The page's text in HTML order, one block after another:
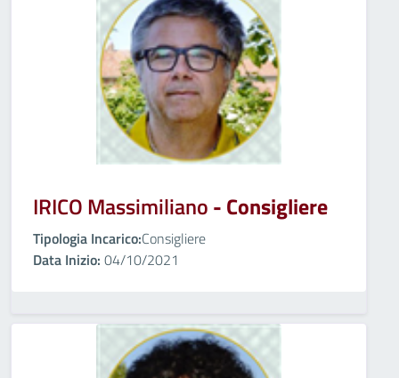
IRICO Massimiliano- Consigliere
Tipologia Incarico:Consigliere
Data Inizio: 04/10/2021